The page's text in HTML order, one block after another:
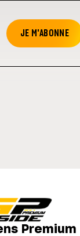
JE M'ABONNE
Premium